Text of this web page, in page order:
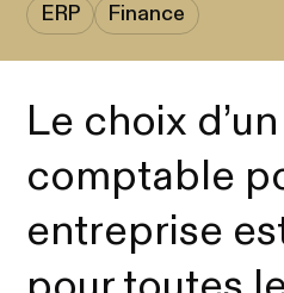
ERP Finance
Le choix
comptable
entreprise